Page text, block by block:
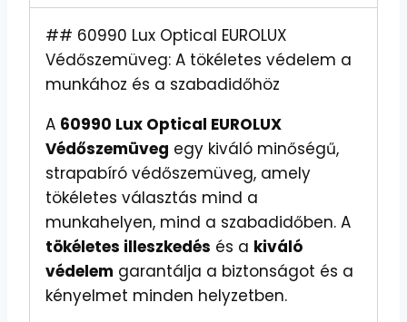
## 60990 Lux Optical EUROLUX
Védőszemüveg: A tökéletes védelem a
munkához és a szabadidőhöz
A 60990 Lux Optical EUROLUX
Védőszemüveg egy kiváló minőségű,
strapabíró védőszemüveg, amely
tökéletes választás mind a
munkahelyen, mind a szabadidőben. A
tökéletes illeszkedés és a kiváló
védelem garantálja a biztonságot és a
kényelmet minden helyzetben.